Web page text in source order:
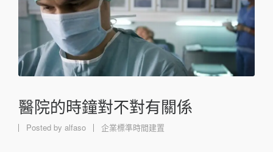
醫院的時鐘對不對有關係
Posted by alfaso 企業標準時間建置